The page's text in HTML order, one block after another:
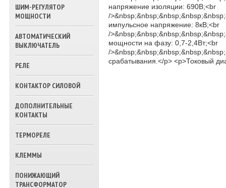
ПРИВОДА
ТРЕХХОДОВЫХ
КЛАПАНОВ ВОДЫ
ТРЕХХОДОВЫЕ
КЛАПАНА ВОДЫ
ШИМ-РЕГУЛЯТОР
МОЩНОСТИ
АВТОМАТИЧЕСКИЙ
ВЫКЛЮЧАТЕЛЬ
РЕЛЕ
КОНТАКТОР СИЛОВОЙ
ДОПОЛНИТЕЛЬНЫЕ
КОНТАКТЫ
ТЕРМОРЕЛЕ
КЛЕММЫ
ПОНИЖАЮЩИЙ
ТРАНСФОРМАТОР
напряжение изоляции: 690В;<br
/
импульсное напряжение: 8кВ;<br
/
мощности на фазу: 0,7-2,4Вт;<br
/
срабатывания.</p> <p>Токовый